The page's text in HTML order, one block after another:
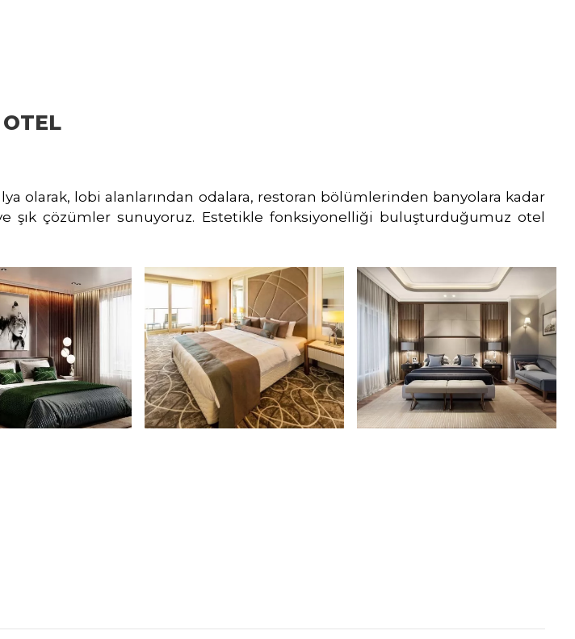
OTEL
olarak, lobi alanlarından odalara, restoran bölümlerinden banyolara kadar
şık çözümler sunuyoruz. Estetikle fonksiyonelliği buluşturduğumuz otel